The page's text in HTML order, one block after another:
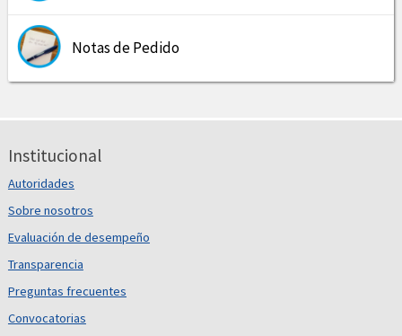
Notas de Pedido
Institucional
Autoridades
Sobre nosotros
Evaluación de desempeño
Transparencia
Preguntas frecuentes
Convocatorias